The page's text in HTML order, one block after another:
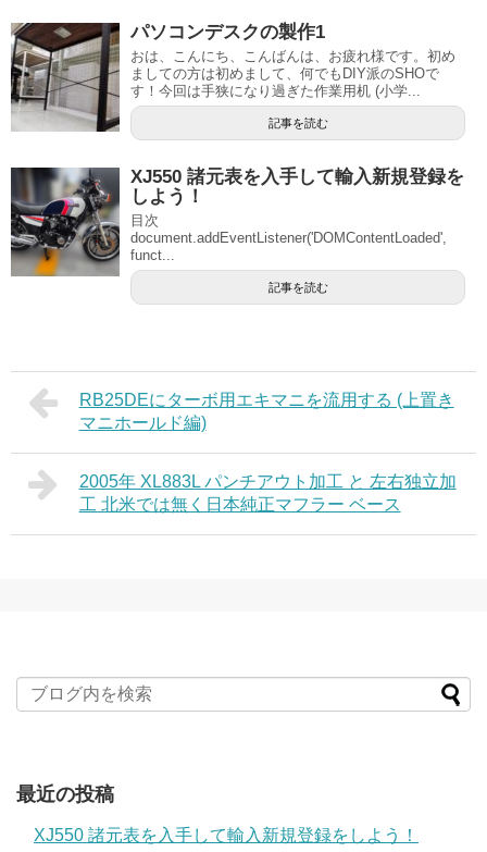
パソコンデスクの製作1
おは、こんにち、こんばんは、お疲れ様です。初め
ましての方は初めまして、何でもDIY派のSHOで
す！今回は手狭になり過ぎた作業用机 (小学...
記事を読む
XJ550 諸元表を入手して輸入新規登録を
しよう！
目次
document.addEventListener('DOMContentLoaded',
funct...
記事を読む
RB25DEにターボ用エキマニを流用する (上置き
マニホールド編)
2005年 XL883L パンチアウト加工 と 左右独立加
工 北米では無く日本純正マフラー ベース
最近の投稿
XJ550 諸元表を入手して輸入新規登録をしよう！